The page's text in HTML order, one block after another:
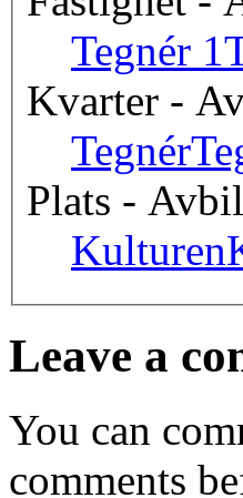
Tegnér 1
Kvarter -
Tegnér
Plats -
Kulturen
Leave a
You can
comments